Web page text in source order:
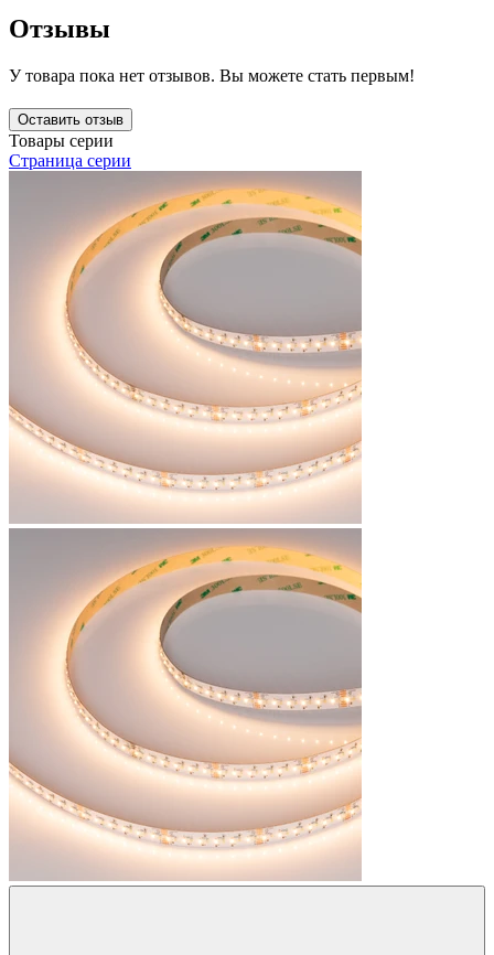
Отзывы
У товара пока нет отзывов. Вы можете стать первым!
Оставить отзыв
Товары серии
Страница серии